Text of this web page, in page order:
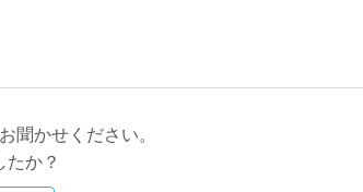
聞かせください。
か？